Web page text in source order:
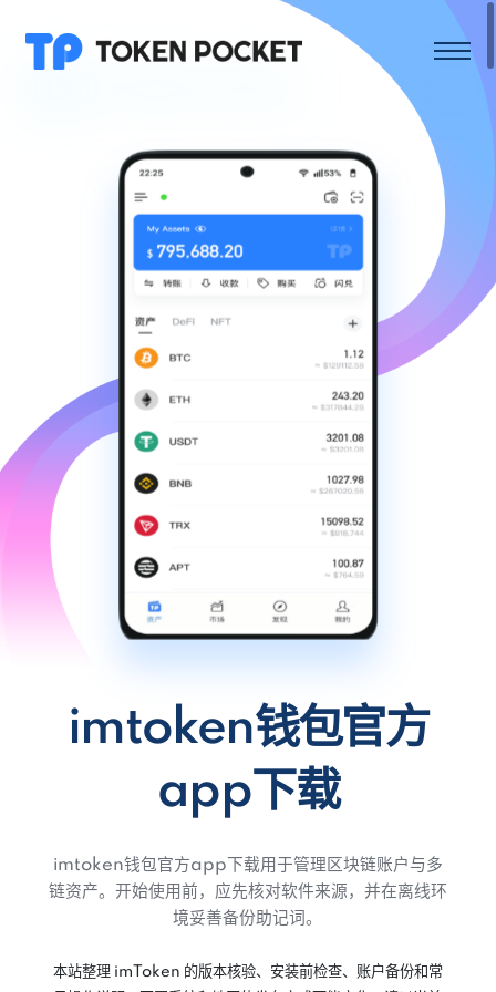
imtoken钱包官方
app下载
imtoken钱包官方app下载用于管理区块链账户与多
链资产。开始使用前，应先核对软件来源，并在离线环
境妥善备份助记词。
本站整理 imToken 的版本核验、安装前检查、账户备份和常